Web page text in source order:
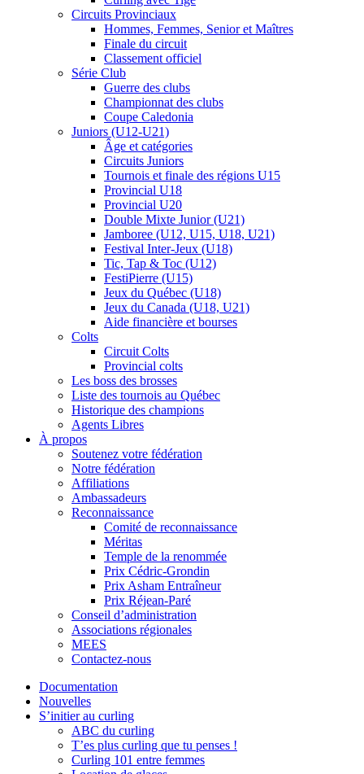
Circuits Provinciaux
Hommes, Femmes, Senior et Maîtres
Finale du circuit
Classement officiel
Série Club
Guerre des clubs
Championnat des clubs
Coupe Caledonia
Juniors (U12-U21)
Âge et catégories
Circuits Juniors
Tournois et finale des régions U15
Provincial U18
Provincial U20
Double Mixte Junior (U21)
Jamboree (U12, U15, U18, U21)
Festival Inter-Jeux (U18)
Tic, Tap & Toc (U12)
FestiPierre (U15)
Jeux du Québec (U18)
Jeux du Canada (U18, U21)
Aide financière et bourses
Colts
Circuit Colts
Provincial colts
Les boss des brosses
Liste des tournois au Québec
Historique des champions
Agents Libres
À propos
Soutenez votre fédération
Notre fédération
Affiliations
Ambassadeurs
Reconnaissance
Comité de reconnaissance
Méritas
Temple de la renommée
Prix Cédric-Grondin
Prix Asham Entraîneur
Prix Réjean-Paré
Conseil d’administration
Associations régionales
MEES
Contactez-nous
Documentation
Nouvelles
S’initier au curling
ABC du curling
T’es plus curling que tu penses !
Curling 101 entre femmes